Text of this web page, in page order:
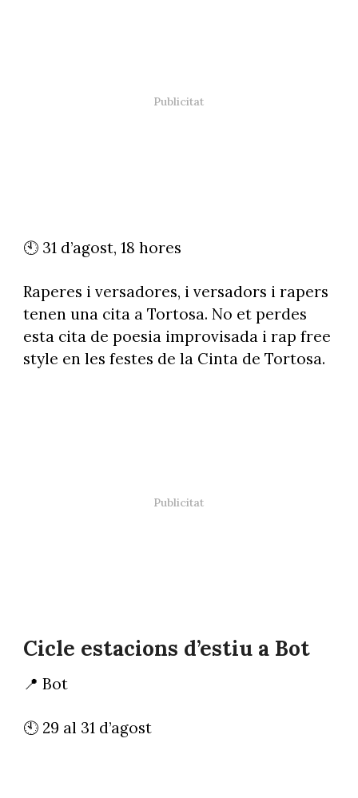
🕙 31 d’agost, 18 hores
Raperes i versadores, i versadors i rapers
tenen una cita a Tortosa. No et perdes
esta cita de poesia improvisada i rap free
style en les festes de la Cinta de Tortosa.
Cicle estacions d’estiu a Bot
📍 Bot
🕙 29 al 31 d’agost